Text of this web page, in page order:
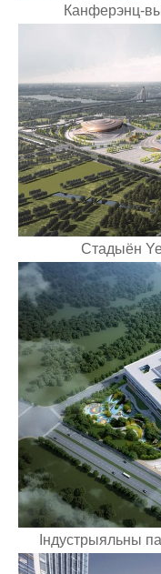
Канферэнц-
Стадыён
Індустрыяльны